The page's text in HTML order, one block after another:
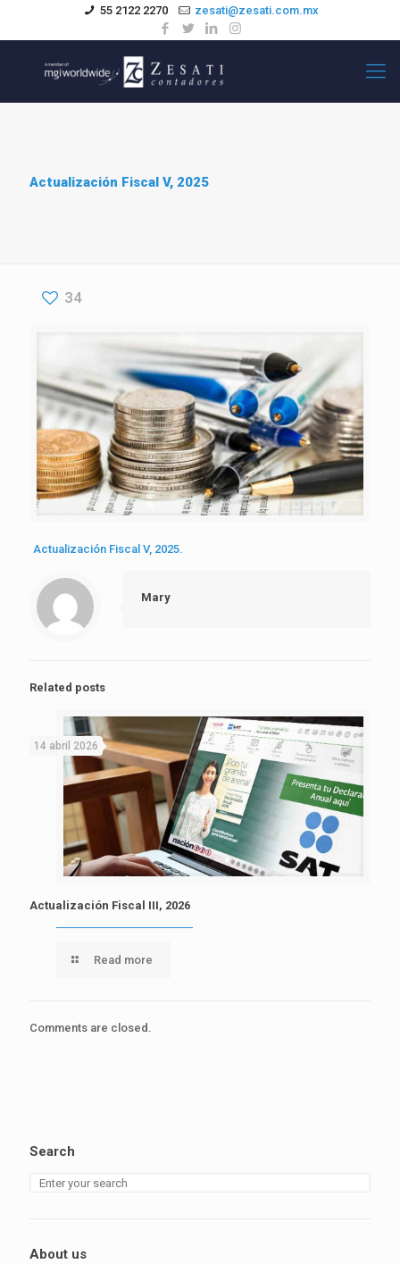
55 2122 2270 zesati@zesati.com.mx
Actualización Fiscal V, 2025
34
Actualización Fiscal V, 2025.
Mary
Related posts
14 abril 2026
Actualización Fiscal III, 2026
Read more
Comments are closed.
Search
About us